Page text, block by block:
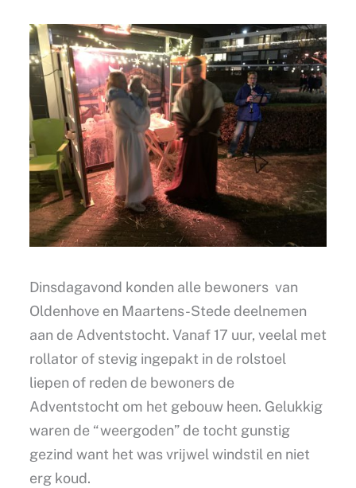
Dinsdagavond konden alle bewoners van
Oldenhove en Maartens-Stede deelnemen
aan de Adventstocht. Vanaf 17 uur, veelal met
rollator of stevig ingepakt in de rolstoel
liepen of reden de bewoners de
Adventstocht om het gebouw heen. Gelukkig
waren de “weergoden” de tocht gunstig
gezind want het was vrijwel windstil en niet
erg koud.